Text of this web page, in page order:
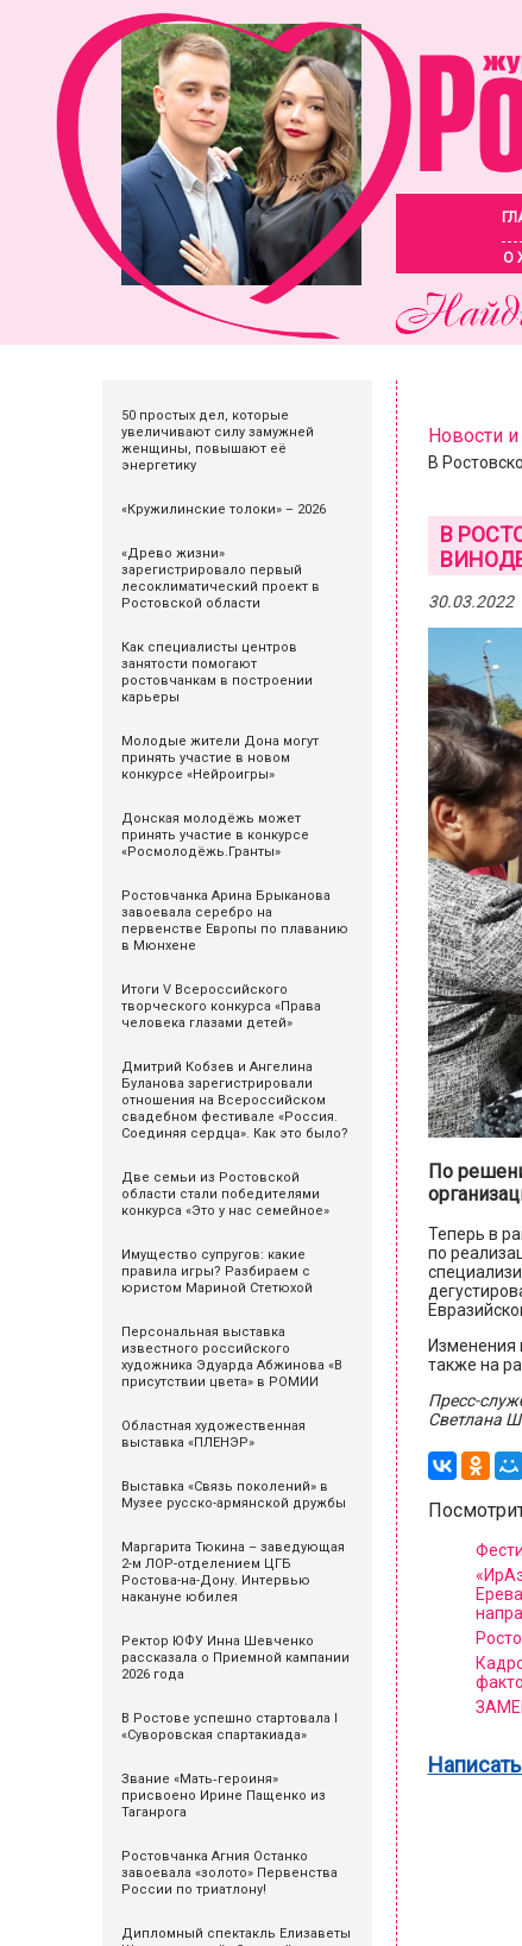
О
50 простых дел, которые
увеличивают силу замужней
женщины, повышают её
энергетику
«Кружилинские толоки» – 2026
«Древо жизни»
зарегистрировало первый
лесоклиматический проект в
Ростовской области
Как специалисты центров
занятости помогают
ростовчанкам в построении
карьеры
Молодые жители Дона могут
принять участие в новом
конкурсе «Нейроигры»
Донская молодёжь может
принять участие в конкурсе
«Росмолодёжь.Гранты»
Ростовчанка Арина Брыканова
завоевала серебро на
первенстве Европы по плаванию
в Мюнхене
Итоги V Всероссийского
творческого конкурса «Права
человека глазами детей»
Дмитрий Кобзев и Ангелина
Буланова зарегистрировали
отношения на Всероссийском
свадебном фестивале «Россия.
Соединяя сердца». Как это было?
Две семьи из Ростовской
области стали победителями
конкурса «Это у нас семейное»
Имущество супругов: какие
правила игры? Разбираем с
юристом Мариной Стетюхой
Персональная выставка
известного российского
художника Эдуарда Абжинова «В
присутствии цвета» в РОМИИ
Областная художественная
выставка «ПЛЕНЭР»
Выставка «Связь поколений» в
Музее русско-армянской дружбы
Маргарита Тюкина – заведующая
2-м ЛОР-отделением ЦГБ
Ростова-на-Дону. Интервью
накануне юбилея
Ректор ЮФУ Инна Шевченко
рассказала о Приемной кампании
2026 года
В Ростове успешно стартовала I
«Суворовская спартакиада»
Звание «Мать‑героиня»
присвоено Ирине Пащенко из
Таганрога
Ростовчанка Агния Останко
завоевала «золото» Первенства
России по триатлону!
Дипломный спектакль Елизаветы
Новости
В
В
30.03.2022
По
Теперь в
по
Изменения
также на
Пресс-
Светлана